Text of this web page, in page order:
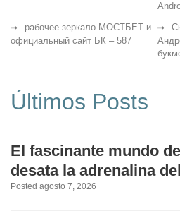
рабочее зеркало МОСТБЕТ и
официальный сайт БК – 587
Últimos Posts
El fascinante mundo
desata la adrenalina
Posted agosto 7, 2026